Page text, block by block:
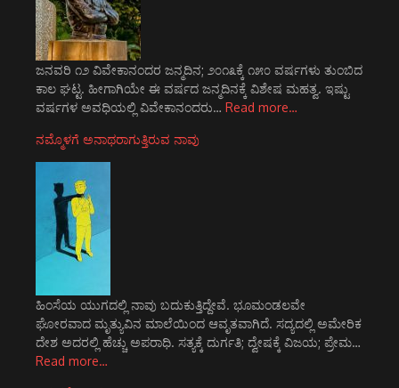
ಜನವರಿ ೧೨ ವಿವೇಕಾನಂದರ ಜನ್ಮದಿನ; ೨೦೧೩ಕ್ಕೆ ೧೫೦ ವರ್ಷಗಳು ತುಂಬಿದ
ಕಾಲ ಘಟ್ಟ. ಹೀಗಾಗಿಯೇ ಈ ವರ್ಷದ ಜನ್ಮದಿನಕ್ಕೆ ವಿಶೇಷ ಮಹತ್ವ. ಇಷ್ಟು
ವರ್ಷಗಳ ಅವಧಿಯಲ್ಲಿ ವಿವೇಕಾನಂದರು… Read more…
ನಮ್ಮೊಳಗೆ ಅನಾಥರಾಗುತ್ತಿರುವ ನಾವು
ಹಿಂಸೆಯ ಯುಗದಲ್ಲಿ ನಾವು ಬದುಕುತ್ತಿದ್ದೇವೆ. ಭೂಮಂಡಲವೇ
ಘೋರವಾದ ಮೃತ್ಯುವಿನ ಮಾಲೆಯಿಂದ ಆವೃತವಾಗಿದೆ. ಸದ್ಯದಲ್ಲಿ ಅಮೇರಿಕ
ದೇಶ ಅದರಲ್ಲಿ ಹೆಚ್ಚು ಅಪರಾಧಿ. ಸತ್ಯಕ್ಕೆ ದುರ್ಗತಿ; ದ್ವೇಷಕ್ಕೆ ವಿಜಯ; ಪ್ರೇಮ…
Read more…